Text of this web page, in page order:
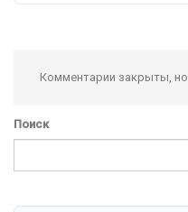
Комментарии закрыты, но
Поиск